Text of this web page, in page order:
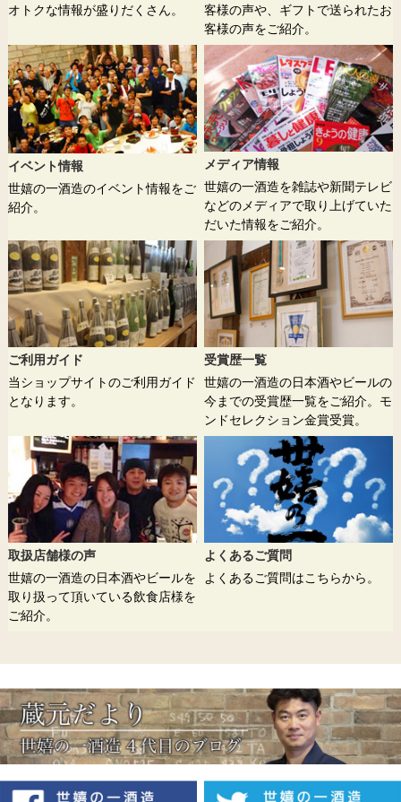
オトクな情報が盛りだくさん。
客様の声や、ギフトで送られたお
客様の声をご紹介。
イベント情報
世嬉の一酒造のイベント情報をご
紹介。
メディア情報
世嬉の一酒造を雑誌や新聞テレビ
などのメディアで取り上げていた
だいた情報をご紹介。
ご利用ガイド
当ショップサイトのご利用ガイド
となります。
受賞歴一覧
世嬉の一酒造の日本酒やビールの
今までの受賞歴一覧をご紹介。モ
ンドセレクション金賞受賞。
取扱店舗様の声
世嬉の一酒造の日本酒やビールを
取り扱って頂いている飲食店様を
ご紹介。
よくあるご質問
よくあるご質問はこちらから。